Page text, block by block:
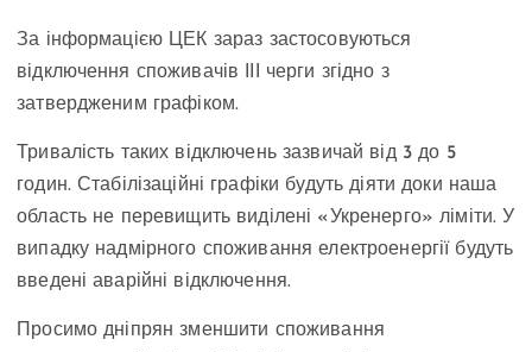
За інформацією ЦЕК зараз застосовуються
відключення споживачів ІІІ черги згідно з
затвердженим графіком.
Тривалість таких відключень зазвичай від 3 до 5
годин. Стабілізаційні графіки будуть діяти доки наша
область не перевищить виділені «Укренерго» ліміти. У
випадку надмірного споживання електроенергії будуть
введені аварійні відключення.
Просимо дніпрян зменшити споживання